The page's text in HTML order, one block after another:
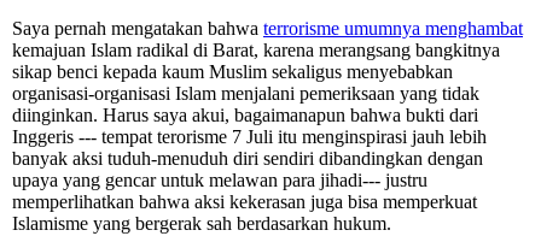
Saya pernah mengatakan bahwa terrorisme umumnya menghambat
kemajuan Islam radikal di Barat, karena merangsang bangkitnya
sikap benci kepada kaum Muslim sekaligus menyebabkan
organisasi-organisasi Islam menjalani pemeriksaan yang tidak
diinginkan. Harus saya akui, bagaimanapun bahwa bukti dari
Inggeris --- tempat terorisme 7 Juli itu menginspirasi jauh lebih
banyak aksi tuduh-menuduh diri sendiri dibandingkan dengan
upaya yang gencar untuk melawan para jihadi--- justru
memperlihatkan bahwa aksi kekerasan juga bisa memperkuat
Islamisme yang bergerak sah berdasarkan hukum.